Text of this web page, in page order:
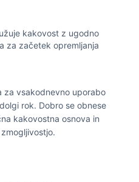
kakovost z ugodno
za začetek opremljanja
za vsakodnevno uporabo
rok. Dobro se obnese
kakovostna osnova in